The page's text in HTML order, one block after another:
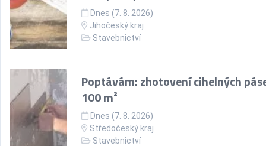
Dnes (7. 8. 2026)
Jihočeský kraj
Stavebnictví
Poptávám: zhotovení cihelných
100 m²
Dnes (7. 8. 2026)
Středočeský kraj
Stavebnictví